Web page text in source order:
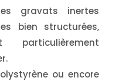
gravats inertes
bien structurées,
particulièrement
.
ou encore